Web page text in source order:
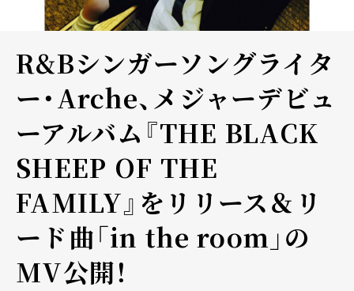
R&Bシンガーソングライタ
ー・Arche、メジャーデビュ
ーアルバム『THE BLACK
SHEEP OF THE
FAMILY』をリリース＆リ
ード曲「in the room」の
MV公開！